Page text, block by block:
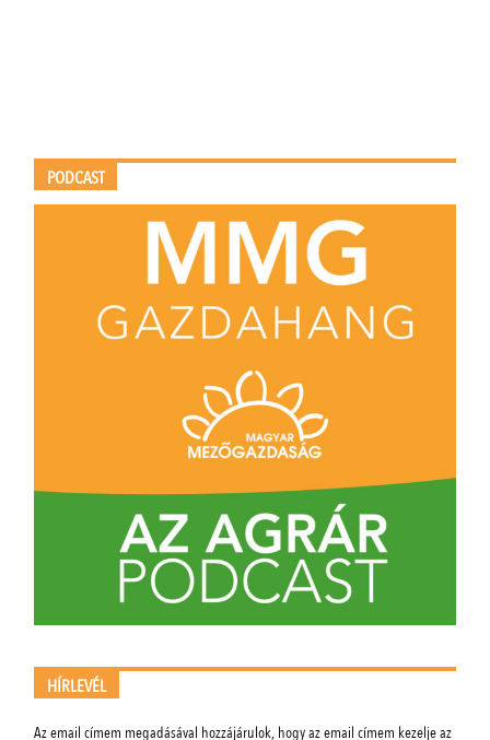
PODCAST
HÍRLEVÉL
Az email címem megadásával hozzájárulok, hogy az email címem kezelje az